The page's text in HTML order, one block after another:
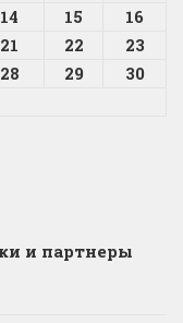
14 15
16
21 22
23
28 29
30
и партнеры